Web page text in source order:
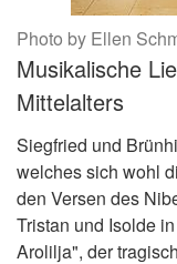
Photo by Ellen
Musikalische
Mittelalters
Siegfried und
welches sich wohl
den Versen des
Tristan und Isolde
Arolilja", der